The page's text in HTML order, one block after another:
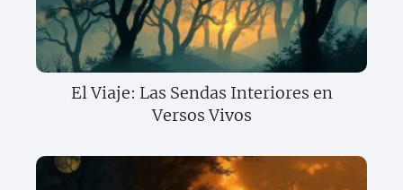
El Viaje: Las Sendas Interiores en
Versos Vivos